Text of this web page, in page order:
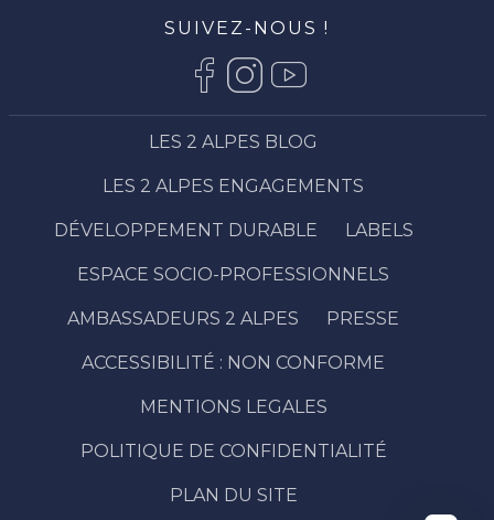
SUIVEZ-NOUS !
LES 2 ALPES BLOG
LES 2 ALPES ENGAGEMENTS
DÉVELOPPEMENT DURABLE LABELS
ESPACE SOCIO-PROFESSIONNELS
AMBASSADEURS 2 ALPES PRESSE
ACCESSIBILITÉ : NON CONFORME
MENTIONS LEGALES
POLITIQUE DE CONFIDENTIALITÉ
PLAN DU SITE